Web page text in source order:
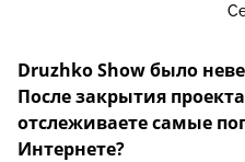
Druzhko Show было
После закрытия
отслеживаете самые
Интернете?